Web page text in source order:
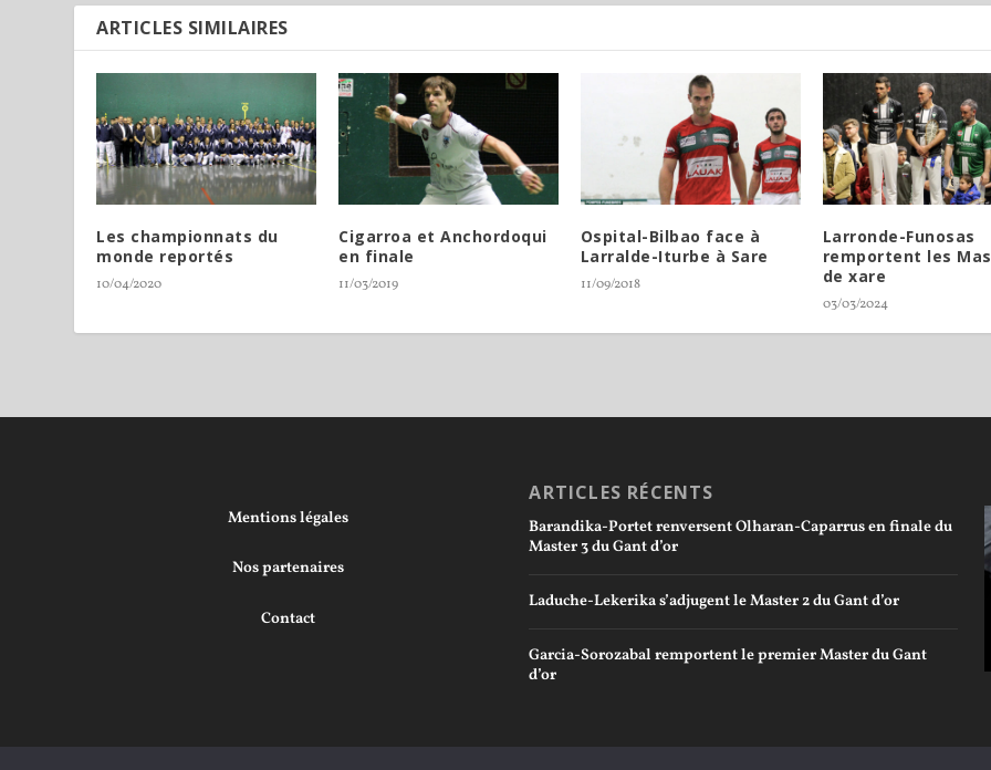
ARTICLES SIMILAIRES
Les championnats du
monde reportés
10/04/2020
Cigarroa et Anchordoqui
en finale
11/03/2019
Ospital-Bilbao face à
Larralde-Iturbe à Sare
11/09/2018
Larronde-Funosas
remportent les
de xare
03/03/2024
Mentions légales
Nos partenaires
Contact
ARTICLES RÉCENTS
Barandika-Portet renversent Olharan-Caparrus en finale du
Master 3 du Gant d’or
Laduche-Lekerika s’adjugent le Master 2 du Gant d’or
Garcia-Sorozabal remportent le premier Master du Gant
d’or